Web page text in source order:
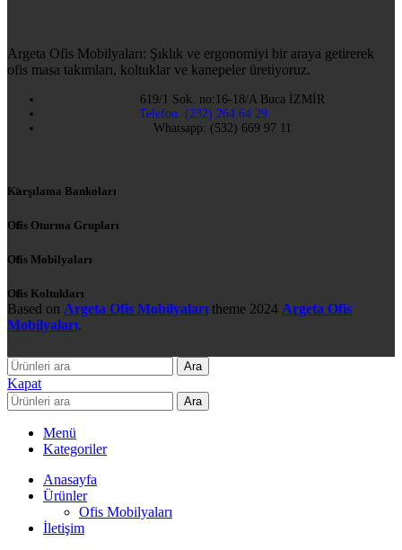
Argeta Ofis Mobilyaları: Şıklık ve ergonomiyi bir araya getirerek
ofis masa takımları, koltuklar ve kanepeler üretiyoruz.
619/1 Sok. no:16-18/A Buca İZMİR
Telefon: (232) 264 64 29
Whatsapp: (532) 669 97 11
Karşılama Bankoları
Ofis Oturma Grupları
Ofis Mobilyaları
Ofis Koltukları
Based on Argeta Ofis Mobilyaları theme 2024 Argeta Ofis
Mobilyaları.
Ara
Kapat
Ara
Menü
Kategoriler
Anasayfa
Ürünler
Ofis Mobilyaları
İletişim